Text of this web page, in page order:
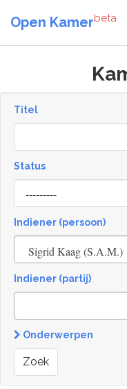
Open Kamerbeta
Titel
Status
[invalid
name]
Indiener (persoon)
Sigrid Kaag (S.A.M.)
Indiener (partij)
Onderwerpen
Zoek